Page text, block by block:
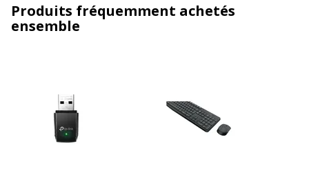
Produits fréquemment achetés
ensemble